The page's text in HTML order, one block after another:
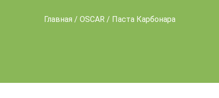
Главная / OSCAR/ Паста Карбонара